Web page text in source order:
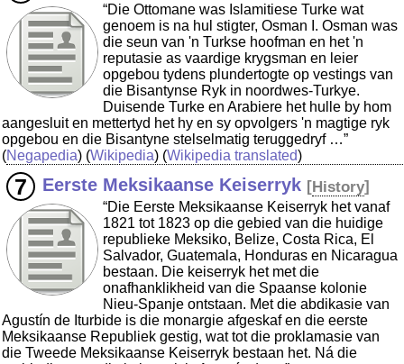
“Die Ottomane was Islamitiese Turke wat
genoem is na hul stigter, Osman I. Osman was
die seun van 'n Turkse hoofman en het 'n
reputasie as vaardige krygsman en leier
opgebou tydens plundertogte op vestings van
die Bisantynse Ryk in noordwes-Turkye.
Duisende Turke en Arabiere het hulle by hom
aangesluit en mettertyd het hy en sy opvolgers 'n magtige ryk
opgebou en die Bisantyne stelselmatig teruggedryf …”
(Negapedia) (Wikipedia) (Wikipedia translated)
Eerste Meksikaanse Keiserryk [History]
“Die Eerste Meksikaanse Keiserryk het vanaf
1821 tot 1823 op die gebied van die huidige
republieke Meksiko, Belize, Costa Rica, El
Salvador, Guatemala, Honduras en Nicaragua
bestaan. Die keiserryk het met die
onafhanklikheid van die Spaanse kolonie
Nieu-Spanje ontstaan. Met die abdikasie van
Agustín de Iturbide is die monargie afgeskaf en die eerste
Meksikaanse Republiek gestig, wat tot die proklamasie van
die Tweede Meksikaanse Keiserryk bestaan het. Ná die